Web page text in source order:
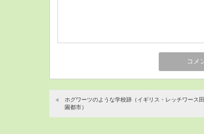
ホグワーツのような学校跡（イギリス・レッチワース田
園都市）